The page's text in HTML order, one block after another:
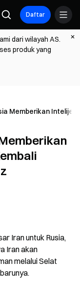
Daftar
dari wilayah AS.
produk yang
Memberikan
Iran untuk Rusia,
Iran akan
melalui Selat